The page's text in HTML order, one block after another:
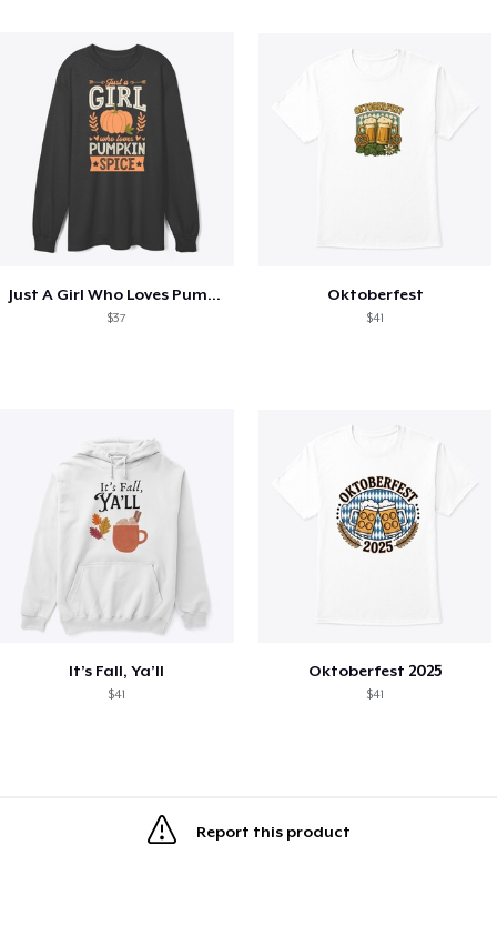
Just A Girl Who Loves Pumpkin Spice
$37
Oktoberfest
$41
It’s Fall, Ya’ll
$41
Oktoberfest 2025
$41
Report this product